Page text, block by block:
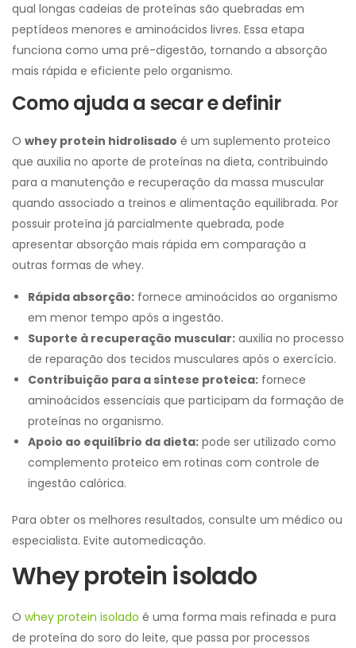
qual longas cadeias de proteínas são quebradas em
peptídeos menores e aminoácidos livres. Essa etapa
funciona como uma pré-digestão, tornando a absorção
mais rápida e eficiente pelo organismo.
Como ajuda a secar e definir
O whey protein hidrolisado é um suplemento proteico
que auxilia no aporte de proteínas na dieta, contribuindo
para a manutenção e recuperação da massa muscular
quando associado a treinos e alimentação equilibrada. Por
possuir proteína já parcialmente quebrada, pode
apresentar absorção mais rápida em comparação a
outras formas de whey.
Rápida absorção: fornece aminoácidos ao organismo
em menor tempo após a ingestão.
Suporte à recuperação muscular: auxilia no processo
de reparação dos tecidos musculares após o exercício.
Contribuição para a síntese proteica: fornece
aminoácidos essenciais que participam da formação de
proteínas no organismo.
Apoio ao equilíbrio da dieta: pode ser utilizado como
complemento proteico em rotinas com controle de
ingestão calórica.
Para obter os melhores resultados, consulte um médico ou
especialista. Evite automedicação.
Whey protein isolado
O whey protein isolado é uma forma mais refinada e pura
de proteína do soro do leite, que passa por processos